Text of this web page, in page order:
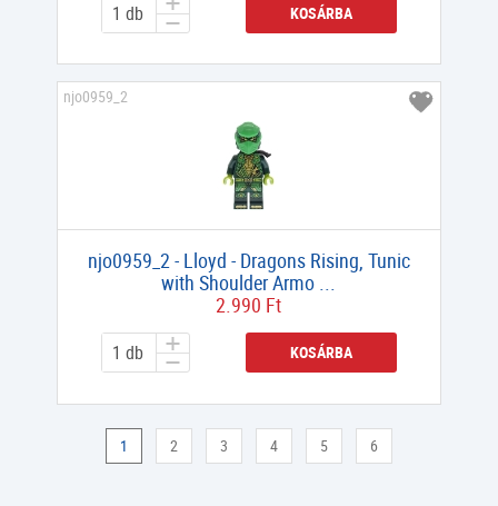
KOSÁRBA
njo0959_2 - Lloyd - Dragons Rising, Tunic
with Shoulder Armo ...
2.990 Ft
KOSÁRBA
njo0959_2
1 2 3 4 5 6